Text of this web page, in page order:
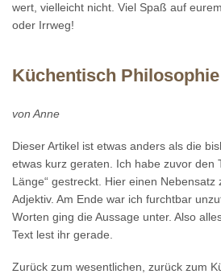
wert, vielleicht nicht. Viel Spaß auf
oder Irrweg!
Küchentisch
von Anne
Dieser Artikel ist etwas anders als die
etwas kurz geraten. Ich habe zuvor den
Länge“ gestreckt. Hier einen Nebensatz
Adjektiv. Am Ende war ich furchtbar
Worten ging die Aussage unter. Also
Text lest ihr gerade.
Zurück zum wesentlichen, zurück zum